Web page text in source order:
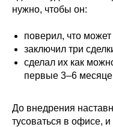
нужно, чтобы он:
поверил, что может
заключил три
сделал их как
первые 3–6
До внедрения
тусоваться в офисе,